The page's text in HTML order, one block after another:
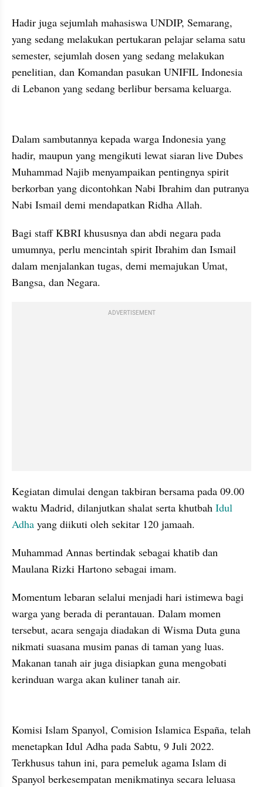
Hadir juga sejumlah mahasiswa UNDIP, Semarang,
yang sedang melakukan pertukaran pelajar selama satu
semester, sejumlah dosen yang sedang melakukan
penelitian, dan Komandan pasukan UNIFIL Indonesia
di Lebanon yang sedang berlibur bersama keluarga.
Dalam sambutannya kepada warga Indonesia yang
hadir, maupun yang mengikuti lewat siaran live Dubes
Muhammad Najib menyampaikan pentingnya spirit
berkorban yang dicontohkan Nabi Ibrahim dan putranya
Nabi Ismail demi mendapatkan Ridha Allah.
Bagi staff KBRI khususnya dan abdi negara pada
umumnya, perlu mencintah spirit Ibrahim dan Ismail
dalam menjalankan tugas, demi memajukan Umat,
Bangsa, dan Negara.
ADVERTISEMENT
Kegiatan dimulai dengan takbiran bersama pada 09.00
waktu Madrid, dilanjutkan shalat serta khutbah Idul
Adha yang diikuti oleh sekitar 120 jamaah.
Muhammad Annas bertindak sebagai khatib dan
Maulana Rizki Hartono sebagai imam.
Momentum lebaran selalui menjadi hari istimewa bagi
warga yang berada di perantauan. Dalam momen
tersebut, acara sengaja diadakan di Wisma Duta guna
nikmati suasana musim panas di taman yang luas.
Makanan tanah air juga disiapkan guna mengobati
kerinduan warga akan kuliner tanah air.
Komisi Islam Spanyol, Comision Islamica España, telah
menetapkan Idul Adha pada Sabtu, 9 Juli 2022.
Terkhusus tahun ini, para pemeluk agama Islam di
Spanyol berkesempatan menikmatinya secara leluasa